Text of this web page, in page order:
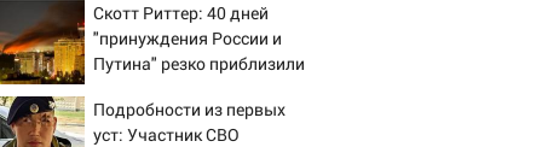
Скотт Риттер: 40 дней
"принуждения России и
Путина" резко приблизили
Подробности из первых
уст: Участник СВО